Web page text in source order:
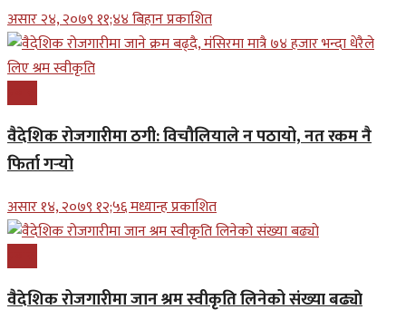
असार २४, २०७९ ११;४४ बिहान प्रकाशित
वैदेशिक रोजगारीमा ठगी: विचौलियाले न पठायो, नत रकम नै
फिर्ता गर्‍यो
असार १४, २०७९ १२;५६ मध्यान्ह प्रकाशित
वैदेशिक रोजगारीमा जान श्रम स्वीकृति लिनेको संख्या बढ्याे